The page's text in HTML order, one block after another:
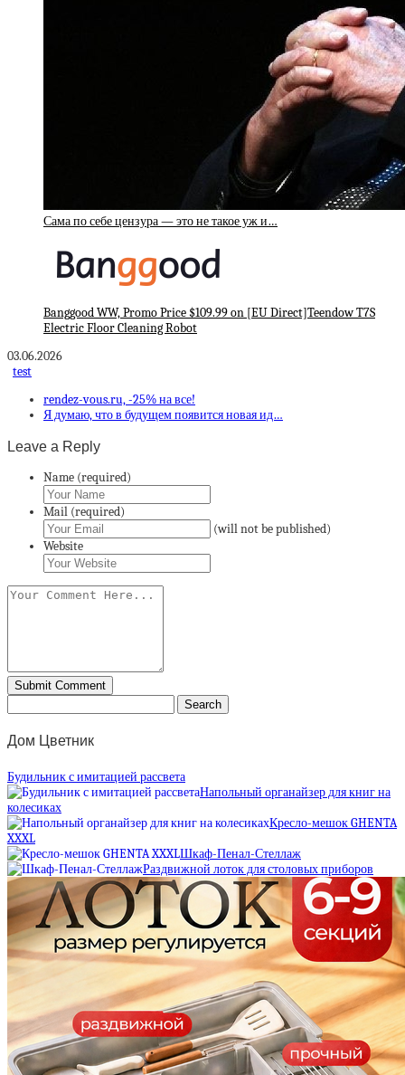
Сама по себе цензура — это не такое уж и…
Banggood WW, Promo Price $109.99 on [EU Direct]Teendow T7S
Electric Floor Cleaning Robot
03.06.2026
test
rendez-vous.ru, -25% на все!
Я думаю, что в будущем появится новая ид…
Leave a Reply
Name (required)
Mail (required)
(will not be published)
Website
Дом Цветник
Будильник с имитацией рассвета
Напольный органайзер для книг на
колесиках
Кресло-мешок GHENTA
XXXL
Шкаф-Пенал-Стеллаж
Раздвижной лоток для столовых приборов